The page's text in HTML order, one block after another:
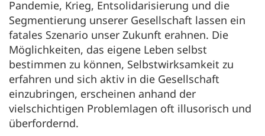
Pandemie, Krieg, Entsolidarisierung und die
Segmentierung unserer Gesellschaft lassen ein
fatales Szenario unser Zukunft erahnen. Die
Möglichkeiten, das eigene Leben selbst
bestimmen zu können, Selbstwirksamkeit zu
erfahren und sich aktiv in die Gesellschaft
einzubringen, erscheinen anhand der
vielschichtigen Problemlagen oft illusorisch und
überfordernd.